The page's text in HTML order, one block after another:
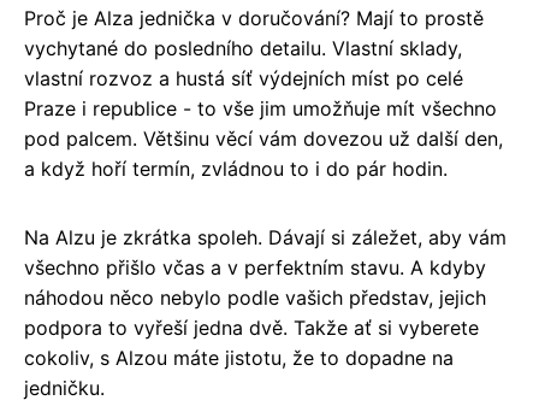
Proč je Alza jednička v doručování? Mají to prostě
vychytané do posledního detailu. Vlastní sklady,
vlastní rozvoz a hustá síť výdejních míst po celé
Praze i republice - to vše jim umožňuje mít všechno
pod palcem. Většinu věcí vám dovezou už další den,
a když hoří termín, zvládnou to i do pár hodin.
Na Alzu je zkrátka spoleh. Dávají si záležet, aby vám
všechno přišlo včas a v perfektním stavu. A kdyby
náhodou něco nebylo podle vašich představ, jejich
podpora to vyřeší jedna dvě. Takže ať si vyberete
cokoliv, s Alzou máte jistotu, že to dopadne na
jedničku.